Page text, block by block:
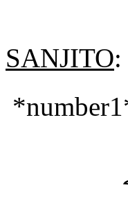
SANJITO:
S กา
C มา